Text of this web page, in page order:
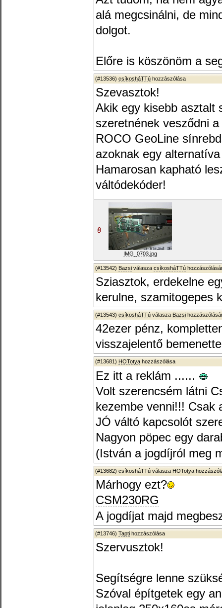
alá megcsinálni, de
dolgot.
Előre is köszönöm a
(#13536) csíkosháTTú hozzászólása
Szevasztok!
Akik egy kisebb asztalt
szeretnének vesződni
ROCO GeoLine
azoknak egy
Hamarosan kapható
váltódekóder!
IMG_0703.jpg
(#13542) Bazsi válasza csíkosháTTú
Sziasztok, erdekelne
kerulne, szamitogepes
(#13543) csíkosháTTú válasza Bazsi
42ezer pénz,
visszajelentő
(#13681) HOTotya hozzászólása
Ez itt a reklám ......
Volt szerencsém látni
kezembe venni!!! Csak
JÓ váltó kapcsolót
Nagyon pöpec egy
(István a jogdíjról meg
(#13682) csíkosháTTú válasza HOTotya
Márhogy ezt?
CSM230RG
A jogdíjat majd
(#13746) Tapti hozzászólása
Szervusztok!
Segítségre lenne
Szóval építgetek egy